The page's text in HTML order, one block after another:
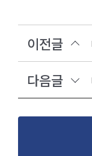
이전글
다음글